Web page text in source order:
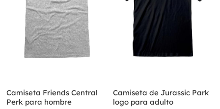
Camiseta Friends Central
Perk para hombre
Camiseta de Jurassic Park
logo para adulto